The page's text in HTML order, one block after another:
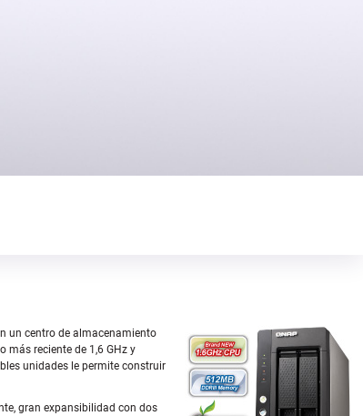
un centro de almacenamiento
más reciente de 1,6 GHz y
unidades le permite construir
gran expansibilidad con dos